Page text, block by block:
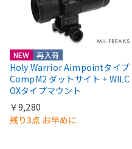
NEW 再入荷
Holy Warrior Aimpointタイプ
CompM2 ダットサイト + WILC
OXタイプマウント
￥9,280
残り3点 お早めに